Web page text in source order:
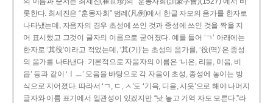
롯한다. 최세진은 “훈몽자회” 범례(凡例)에서 한글 자모의 음가를 한자로
나타냈는데, 자음자의 경우 초성에 쓰인 것과 종성에 쓰인 것을 짝을 지
어 표시했고 그것이 글자의 이름으로 굳어졌다. 예를 들어 ‘ㄱ’ 아래에는
한자로 ‘其役’이라고 적었는데, ‘其(기)’는 초성의 음가를, ‘役(역)’은 종성
의 음가를 나타낸다. 기본적으로 자음자의 이름은 ‘니은, 리을, 미음, 비
읍’ 등과 같이 ‘ㅣㅡ’ 모음을 바탕으로 각 자음이 초성, 종성에 놓이는 방
식으로 지어졌다. 따라서 ‘ㄱ, ㄷ, ㅅ’도 ‘기윽, 디읃, 시읏’으로 해야 나머지
글자와 이름 표기에서 일관성이 있겠지만 “낫 놓고 기역 자도 모른다.”라